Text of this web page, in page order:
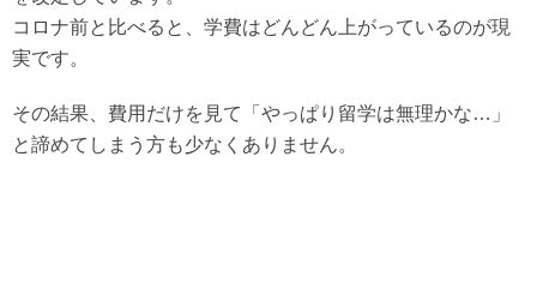
コロナ前と比べると、学費はどんどん上がっているのが現
実です。
その結果、費用だけを見て「やっぱり留学は無理かな…」
と諦めてしまう方も少なくありません。